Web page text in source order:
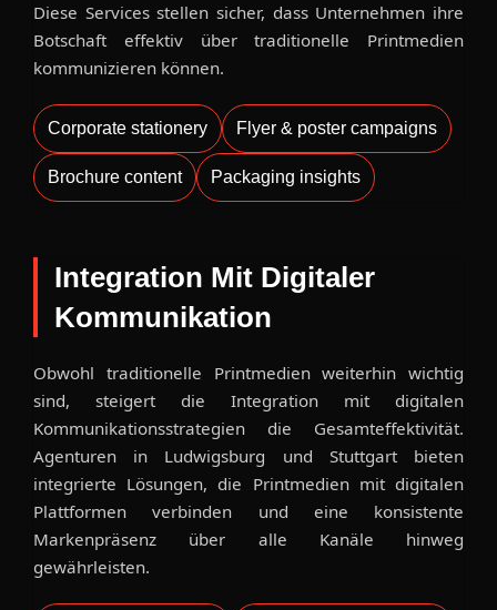
Diese Services stellen sicher, dass Unternehmen ihre
Botschaft effektiv über traditionelle Printmedien
kommunizieren können.
Corporate stationery Flyer & poster campaigns
Brochure content Packaging insights
Integration Mit Digitaler
Kommunikation
Obwohl traditionelle Printmedien weiterhin wichtig
sind, steigert die Integration mit digitalen
Kommunikationsstrategien die Gesamteffektivität.
Agenturen in Ludwigsburg und Stuttgart bieten
integrierte Lösungen, die Printmedien mit digitalen
Plattformen verbinden und eine konsistente
Markenpräsenz über alle Kanäle hinweg
gewährleisten.